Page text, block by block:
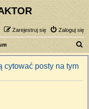
Zaloguj się
Zarejestruj się
z
cytować posty na tym